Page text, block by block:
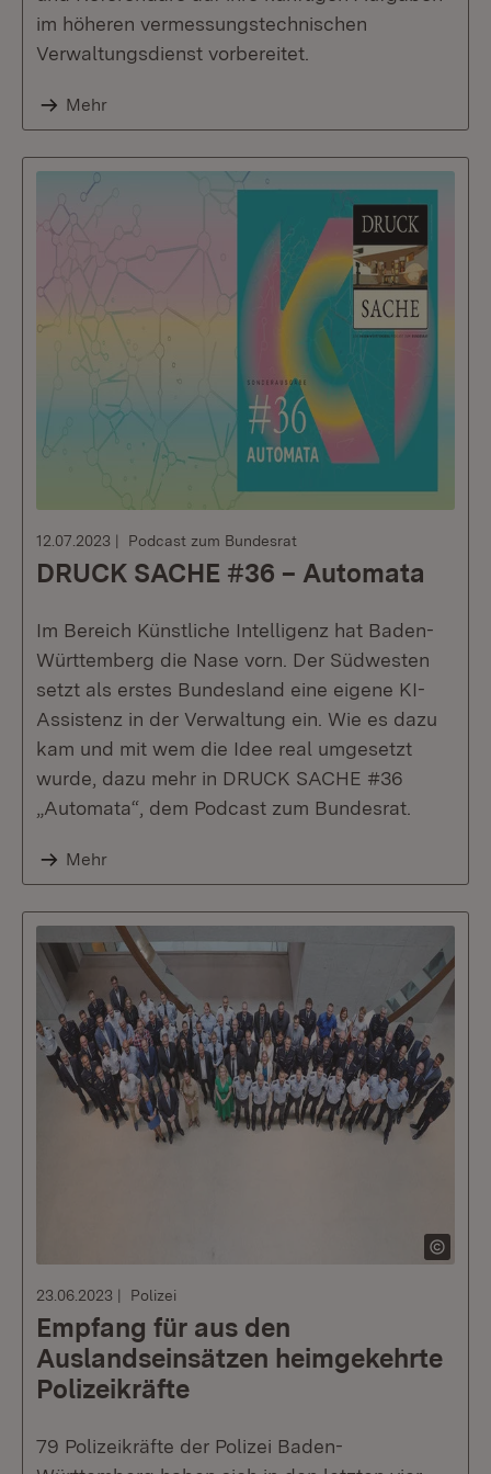
im höheren vermessungstechnischen
Verwaltungsdienst vorbereitet.
Mehr
12.07.2023 Podcast zum Bundesrat
DRUCK SACHE #36 – Automata
Im Bereich Künstliche Intelligenz hat Baden-
Württemberg die Nase vorn. Der Südwesten
setzt als erstes Bundesland eine eigene KI-
Assistenz in der Verwaltung ein. Wie es dazu
kam und mit wem die Idee real umgesetzt
wurde, dazu mehr in DRUCK SACHE #36
„Automata“, dem Podcast zum Bundesrat.
Mehr
23.06.2023 Polizei
Empfang für aus den
Auslandseinsätzen heimgekehrte
Polizeikräfte
79 Polizeikräfte der Polizei Baden-